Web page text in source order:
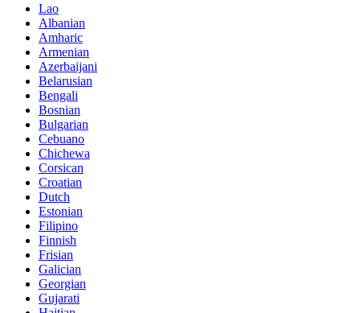
Lao
Albanian
Amharic
Armenian
Azerbaijani
Belarusian
Bengali
Bosnian
Bulgarian
Cebuano
Chichewa
Corsican
Croatian
Dutch
Estonian
Filipino
Finnish
Frisian
Galician
Georgian
Gujarati